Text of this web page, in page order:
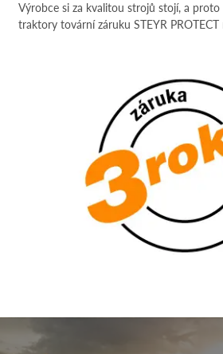
Výrobce si za kvalitou strojů stojí, a
traktory tovární záruku STEYR